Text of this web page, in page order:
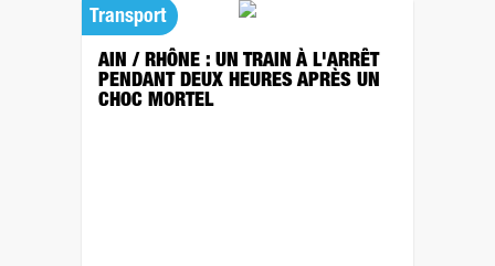
Transport
AIN / RHÔNE : UN TRAIN À L'ARRÊT
PENDANT DEUX HEURES APRÈS UN
CHOC MORTEL